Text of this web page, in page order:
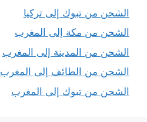
الشحن من تبوك إلى تركيا
الشحن من مكة إلى المغرب
الشحن من المدينة إلى المغرب
الشحن من الطائف إلى المغرب
الشحن من تبوك إلى المغرب